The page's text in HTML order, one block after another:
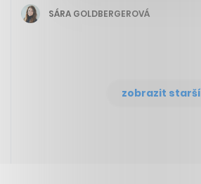
SÁRA GOLDBERGEROVÁ
zobrazit starší